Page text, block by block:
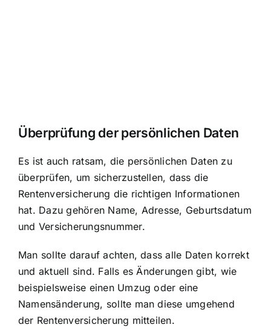
Überprüfung der persönlichen Daten
Es ist auch ratsam, die persönlichen Daten zu
überprüfen, um sicherzustellen, dass die
Rentenversicherung die richtigen Informationen
hat. Dazu gehören Name, Adresse, Geburtsdatum
und Versicherungsnummer.
Man sollte darauf achten, dass alle Daten korrekt
und aktuell sind. Falls es Änderungen gibt, wie
beispielsweise einen Umzug oder eine
Namensänderung, sollte man diese umgehend
der Rentenversicherung mitteilen.